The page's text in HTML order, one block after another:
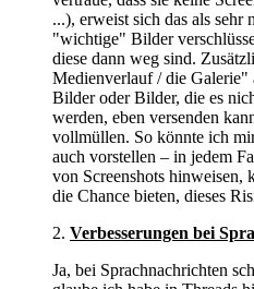
...), erweist sich das als sehr
"wichtige" Bilder
diese dann weg sind.
Medienverlauf / die Galerie"
Bilder oder Bilder, die es
werden, eben versenden
vollmüllen. So könnte ich
auch vorstellen – in jedem
von Screenshots hinweisen,
die Chance bieten, dieses
2. Verbesserungen bei
Ja, bei Sprachnachrichten